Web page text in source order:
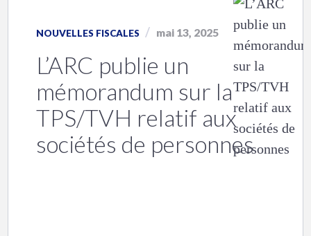
NOUVELLES FISCALES mai 13, 2025
L’ARC publie un
mémorandum sur la
TPS/TVH relatif aux
sociétés de personnes